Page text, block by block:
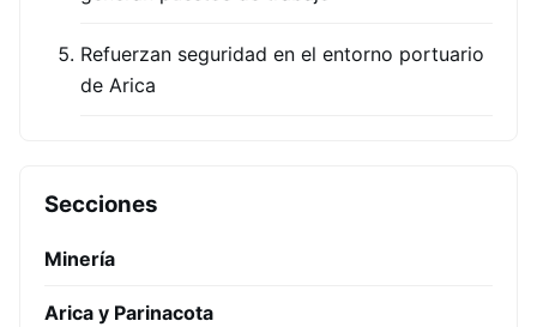
Refuerzan seguridad en el entorno portuario
de Arica
Secciones
Minería
Arica y Parinacota